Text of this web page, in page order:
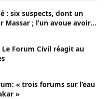
: six suspects, dont un
Massar ; l’un avoue avoir
Forum Civil réagit au
« trois forums sur l’eau
»